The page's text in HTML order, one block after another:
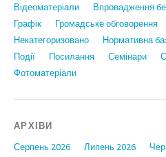
Відеоматеріали
Впровадження
Графiк
Громадське обговорення
Некатегоризовано
Нормативна
Події
Посилання Семінари
Фотоматеріали
АРХІВИ
Серпень 2026 Липень 2026